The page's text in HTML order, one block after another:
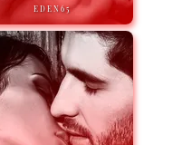
EDEN65